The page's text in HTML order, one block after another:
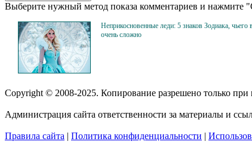
Выберите нужный метод показа комментариев и нажмите
Неприкосновенные леди: 5 знаков Зодиака, чьего
очень сложно
Copyright © 2008-2025. Копирование разрешено только
Администрация сайта ответственности за материалы и
Правила сайта | Политика конфиденциальности |